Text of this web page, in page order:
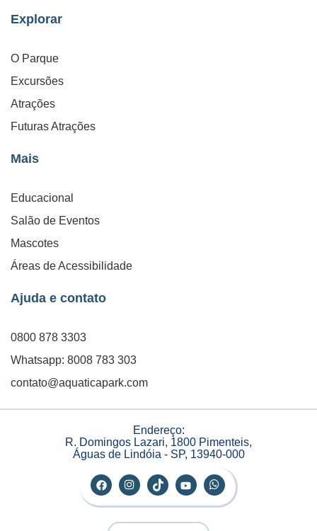
Explorar
O Parque
Excursões
Atrações
Futuras Atrações
Mais
Educacional
Salão de Eventos
Mascotes
Áreas de Acessibilidade
Ajuda e contato
0800 878 3303
Whatsapp: 8008 783 303
contato@aquaticapark.com
Endereço:
R. Domingos Lazari, 1800 Pimenteis,
Águas de Lindóia - SP, 13940-000